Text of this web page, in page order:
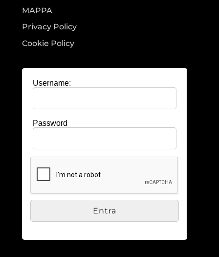
MAPPA
Privacy Policy
Cookie Policy
Username:
Password